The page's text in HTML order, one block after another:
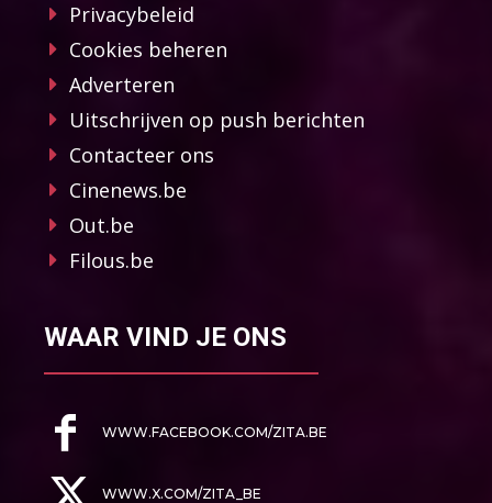
Privacybeleid
Cookies beheren
Adverteren
Uitschrijven op push berichten
Contacteer ons
Cinenews.be
Out.be
Filous.be
WAAR VIND JE ONS
WWW.FACEBOOK.COM/ZITA.BE
WWW.X.COM/ZITA_BE